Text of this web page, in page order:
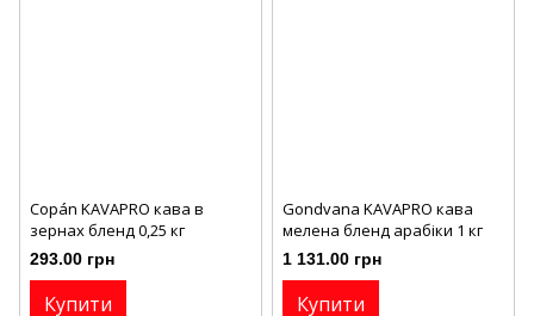
Copán KAVAPRO кава в
зернах бленд 0,25 кг
293.00 грн
Купити
Gondvana KAVAPRO кава
мелена бленд арабіки 1 кг
1 131.00 грн
Купити